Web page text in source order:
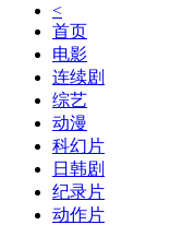
<
首页
电影
连续剧
综艺
动漫
科幻片
日韩剧
纪录片
动作片